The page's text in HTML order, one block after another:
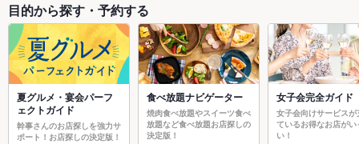
目的から探す・予約する
夏グルメ・宴会パーフ
ェクトガイド
幹事さんのお店探しを強力サ
ポート！お店探しの決定版！
食べ放題ナビゲーター
焼肉食べ放題やスイーツ食べ
放題など食べ放題お店探しの
決定版！
女子会完全ガイド
女子会向けサービスが
ているお得なお店がい
い！